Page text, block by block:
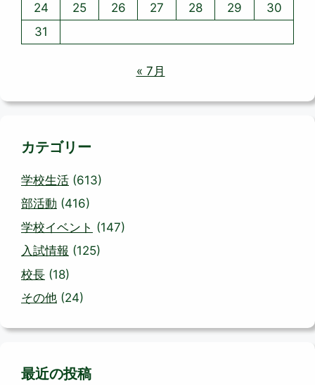
24
25 26 27 28 29
30
31
« 7月
カテゴリー
学校生活 (613)
部活動 (416)
学校イベント (147)
入試情報 (125)
校長 (18)
その他 (24)
最近の投稿